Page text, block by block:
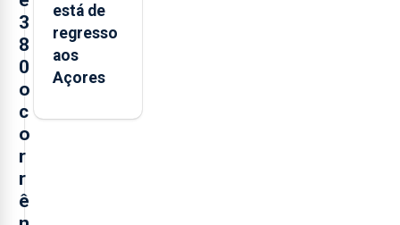
3
8
0
o
c
o
r
r
ê
está de
regresso
aos
Açores